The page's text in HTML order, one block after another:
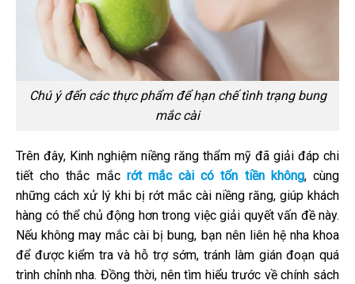
Chú ý đến các thực phẩm để hạn chế tình trạng bung
mắc cài
Trên đây, Kinh nghiệm niềng răng thẩm mỹ đã giải đáp chi
tiết cho thắc mắc rớt mắc cài có tốn tiền không, cùng
những cách xử lý khi bị rớt mắc cài niềng răng, giúp khách
hàng có thể chủ động hơn trong việc giải quyết vấn đề này.
Nếu không may mắc cài bị bung, bạn nên liên hệ nha khoa
để được kiểm tra và hỗ trợ sớm, tránh làm gián đoạn quá
trình chỉnh nha. Đồng thời, nên tìm hiểu trước về chính sách